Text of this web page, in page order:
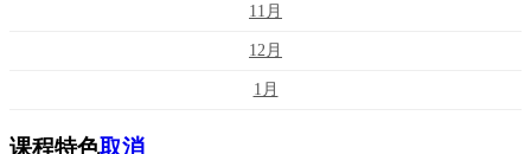
11月
12月
1月
课程特色取消